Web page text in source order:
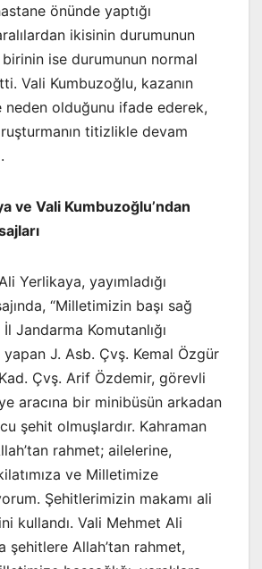
önünde yaptığı
ikisinin durumunun
ise durumunun normal
Vali Kumbuzoğlu, kazanın
neden olduğunu ifade ederek,
titizlikle devam
ve Vali Kumbuzoğlu’ndan
Yerlikaya, yayımladığı
“Milletimizin başı sağ
Jandarma Komutanlığı
J. Asb. Çvş. Kemal Özgür
Çvş. Arif Özdemir, görevli
aracına bir minibüsün arkadan
şehit olmuşlardır. Kahraman
rahmet; ailelerine,
ve Milletimize
Şehitlerimizin makamı ali
kullandı. Vali Mehmet Ali
şehitlere Allah’tan rahmet,